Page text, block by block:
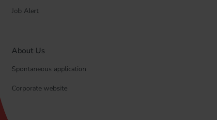
Job Alert
About Us
Spontaneous application
Corporate website